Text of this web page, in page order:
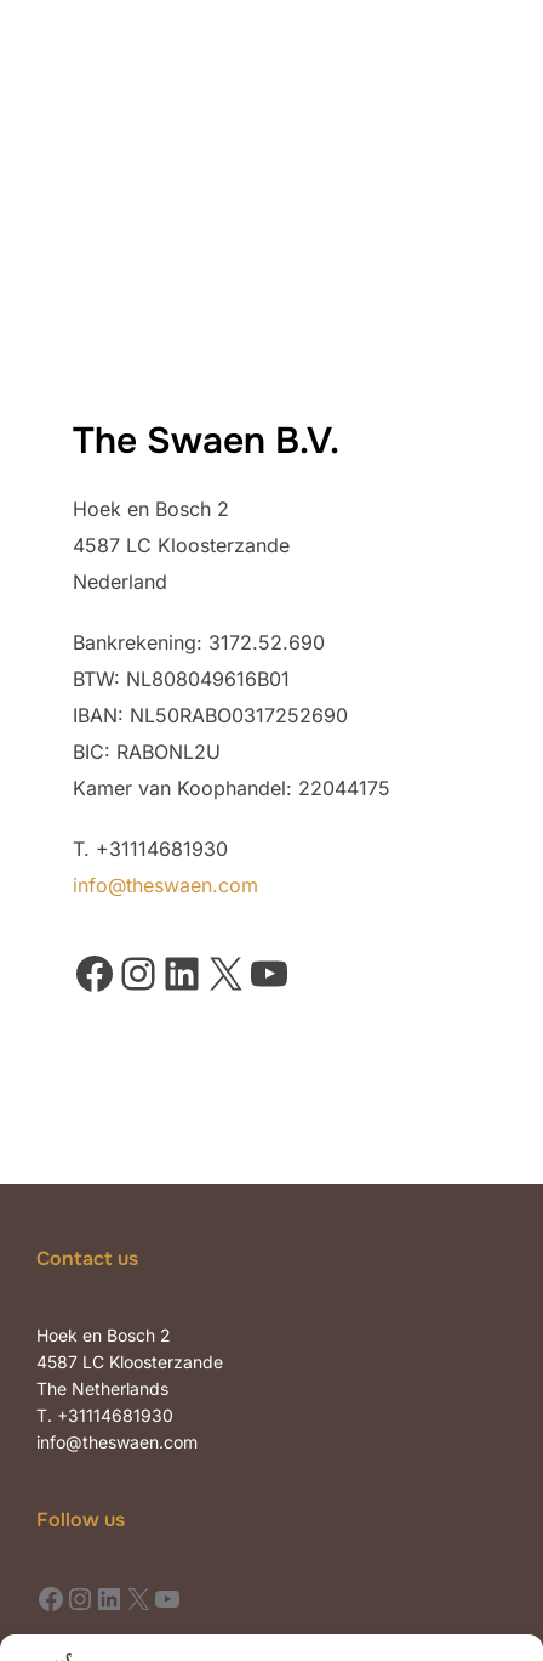
The Swaen B.V.
Hoek en Bosch 2
4587 LC Kloosterzande
Nederland
Bankrekening: 3172.52.690
BTW: NL808049616B01
IBAN: NL50RABO0317252690
BIC: RABONL2U
Kamer van Koophandel: 22044175
T. +31114681930
info@theswaen.com
Facebook Instagram LinkedIn X YouTube
Contact us
Hoek en Bosch 2
4587 LC Kloosterzande
The Netherlands
T. +31114681930
info@theswaen.com
Follow us
Facebook Instagram LinkedIn X YouTube
Terms of Use